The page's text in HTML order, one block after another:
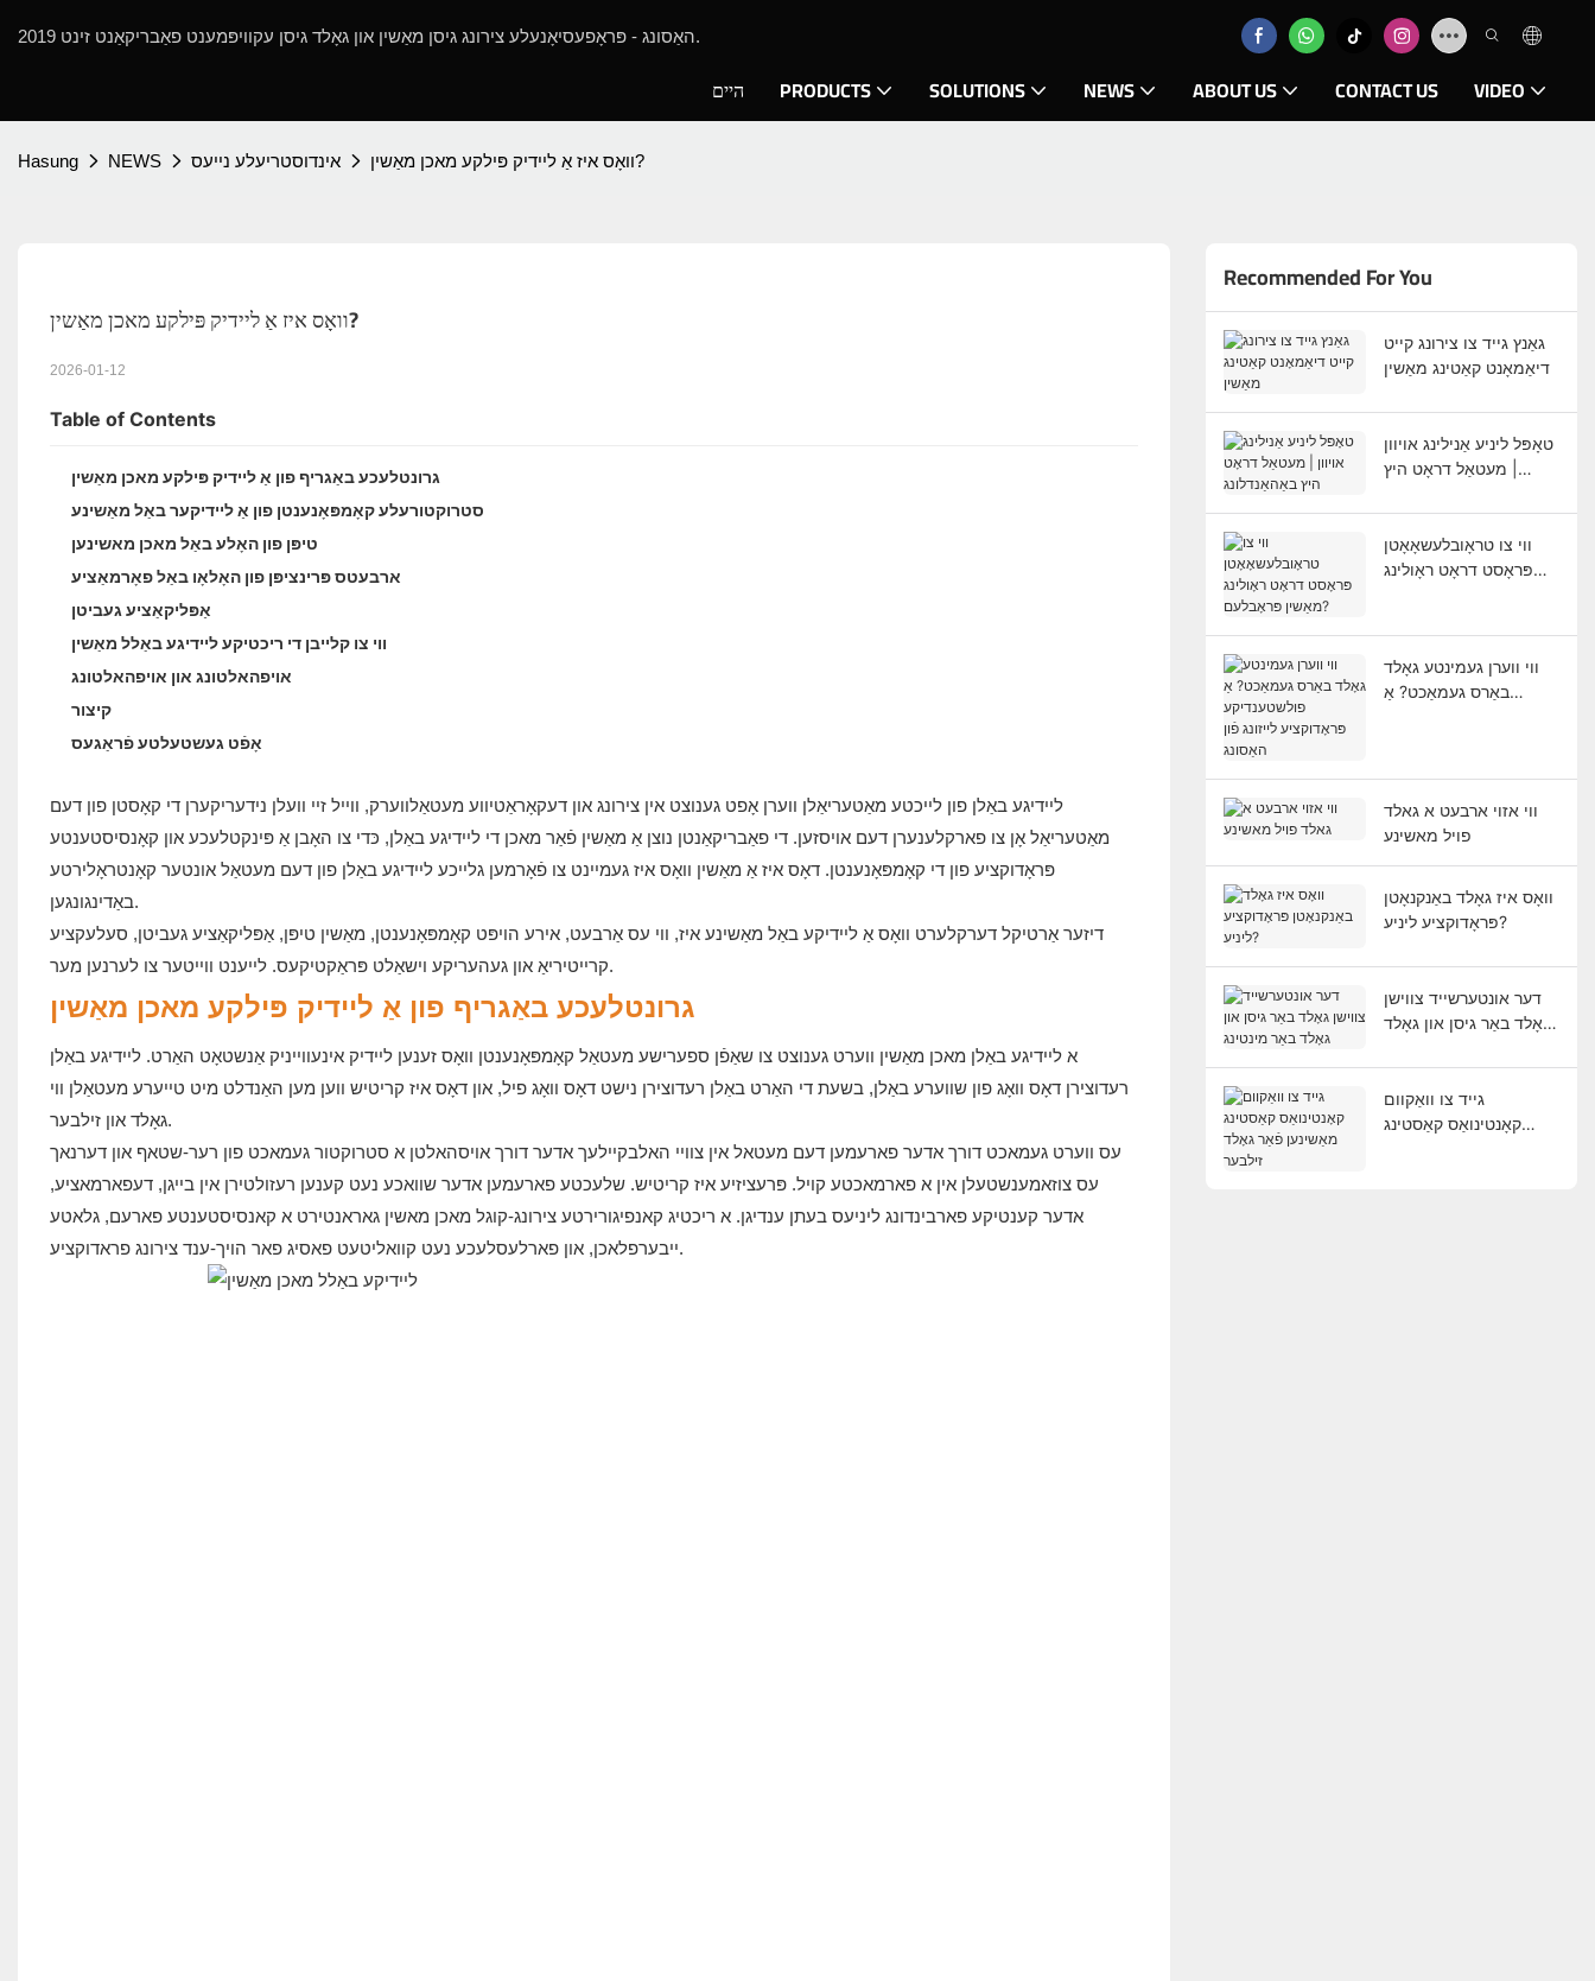
האַסונג - פּראָפעסיאָנעלע צירונג גיסן מאַשין און גאָלד גיסן עקוויפּמענט פאַבריקאַנט זינט 2019.
היים PRODUCTS SOLUTIONS NEWS ABOUT US CONTACT US VIDEO
Hasung NEWS אינדוסטריעלע נייעס וואָס איז אַ ליידיק פּילקע מאכן מאַשין?
וואָס איז אַ ליידיק פּילקע מאכן מאַשין?
2026-01-12
Table of Contents
גרונטלעכע באַגריף פון אַ ליידיק פּילקע מאכן מאַשין
סטרוקטורעלע קאָמפּאָנענטן פון אַ ליידיקער באַל מאַשינע
טיפּן פון האָלע באַל מאכן מאשינען
ארבעטס פּרינציפּן פון האָלאָו באַל פאָרמאַציע
אַפּליקאַציע געביטן
ווי צו קלייבן די ריכטיקע ליידיגע באַלל מאַשין
אויפהאלטונג און אויפהאלטונג
קיצור
אָפֿט געשטעלטע פֿראַגעס
ליידיגע באַלן פון לייכטע מאַטעריאַלן ווערן אָפט גענוצט אין צירונג און דעקאָראַטיווע מעטאַלווערק, ווייל זיי וועלן נידעריקערן די קאָסטן פון דעם
מאַטעריאַל אָן צו פארקלענערן דעם אויסזען. די פאַבריקאַנטן נוצן אַ מאַשין פֿאַר מאכן די ליידיגע באַלן, כּדי צו האָבן אַ פּינקטלעכע און קאָנסיסטענטע
פּראָדוקציע פון ​​די קאָמפּאָנענטן. דאָס איז אַ מאַשין וואָס איז געמיינט צו פֿאָרמען גלייכע ליידיגע באַלן פון דעם מעטאַל אונטער קאָנטראָלירטע
באַדינגונגען.
דיזער אַרטיקל דערקלערט וואָס אַ ליידיקע באַל מאַשינע איז, ווי עס אַרבעט, אירע הויפּט קאָמפּאָנענטן, מאַשין טיפּן, אַפּליקאַציע געביטן, סעלעקציע
קרייטיריאַ און געהעריקע וישאַלט פּראַקטיקעס. לייענט ווייטער צו לערנען מער.
גרונטלעכע באַגריף פון אַ ליידיק פּילקע מאכן מאַשין
א ליידיגע באַלן מאכן מאַשין ווערט גענוצט צו שאַפֿן ספערישע מעטאַל קאָמפּאָנענטן וואָס זענען ליידיק אינעווייניק אַנשטאָט האַרט. ליידיגע באַלן
רעדוצירן דאָס וואָג פון שווערע באַלן, בשעת די האַרט באַלן רעדוצירן נישט דאָס וואָג פיל, און דאָס איז קריטיש ווען מען האַנדלט מיט טייערע מעטאַלן ווי
גאָלד און זילבער.
עס ווערט געמאכט דורך אדער פארעמען דעם מעטאל אין צוויי האלבקיילעך אדער דורך אויסהאלטן א סטרוקטור געמאכט פון רער-שטאף און דערנאך
עס צוזאמענשטעלן אין א פארמאכטע קויל. פּרעציזיע איז קריטיש. שלעכטע פארעמען אדער שוואכע נעט קענען רעזולטירן אין בייגן, דעפארמאציע,
אדער קענטיקע פארבינדונג ליניעס בעתן ענדיגן. א ריכטיג קאנפיגורירטע צירונג-קוגל מאכן מאשין גאראנטירט א קאנסיסטענטע פארעם, גלאטע
ייבערפלאכן, און פארלעסלעכע נעט קוואליטעט פאסיג פאר הויך-ענד צירונג פראדוקציע.
Recommended For You
גאַנץ גייד צו צירונג קייט
דיאַמאָנט קאַטינג מאַשין
טאָפּל ליניע אַנילינג אויוון
| מעטאַל דראָט היץ
ווי צו טראָובלעשאָאָטן
פּראָסט דראָט ראָולינג
ווי ווערן געמינטע גאָלד
באַרס געמאַכט? אַ
ווי אזוי ארבעט א גאלד
פויל מאשינע
וואָס איז גאָלד באַנקנאָטן
פּראָדוקציע ליניע?
דער אונטערשייד צווישן
גאָלד באַר גיסן און גאָלד
גייד צו וואַקוום
קאָנטינואַס קאַסטינג